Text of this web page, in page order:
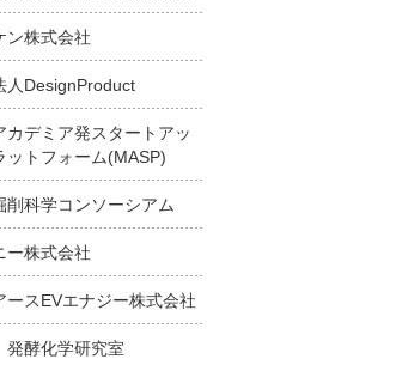
ン株式会社
人DesignProduct
カデミア発スタートアッ
ットフォーム(MASP)
削科学コンソーシアム
ー株式会社
ースEVエナジー株式会社
酵化学研究室